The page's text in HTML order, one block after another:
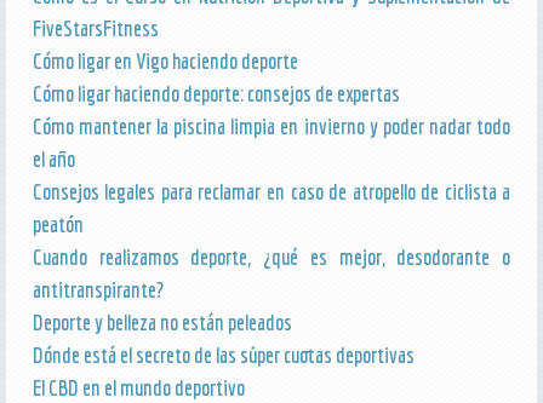
FiveStarsFitness
Cómo ligar en Vigo haciendo deporte
Cómo ligar haciendo deporte: consejos de expertas
Cómo mantener la piscina limpia en invierno y poder nadar todo
el año
Consejos legales para reclamar en caso de atropello de ciclista a
peatón
Cuando realizamos deporte, ¿qué es mejor, desodorante o
antitranspirante?
Deporte y belleza no están peleados
Dónde está el secreto de las súper cuotas deportivas
El CBD en el mundo deportivo